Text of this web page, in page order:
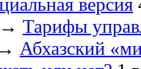
версия
→ Тарифы
→ Абхазский